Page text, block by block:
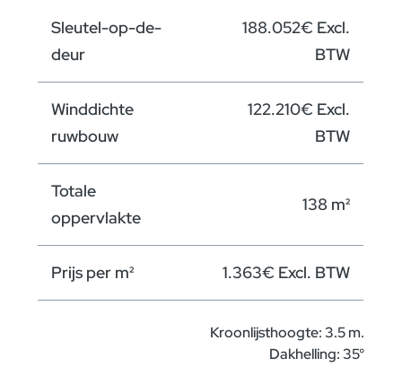
Verdieping B
Sleutel-op-de-
deur
188.052€ Excl.
BTW
Winddichte
ruwbouw
122.210€ Excl.
BTW
Totale
oppervlakte
138 m²
Prijs per m² 1.363€ Excl. BTW
Kroonlijsthoogte: 3.5 m.
Dakhelling: 35°